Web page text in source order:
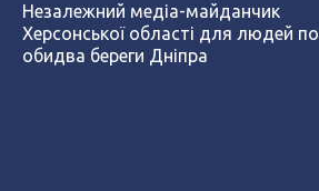
Незалежний медіа-майданчик
Херсонської області для людей по
обидва береги Дніпра